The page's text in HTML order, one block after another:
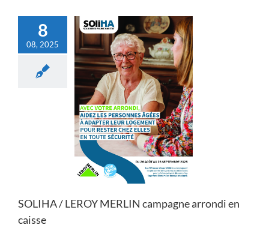
8
08, 2025
SOLIHA / LEROY MERLIN campagne arrondi en
caisse